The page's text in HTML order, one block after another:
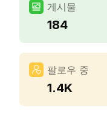
게시물
184
팔로우 중
1.4K